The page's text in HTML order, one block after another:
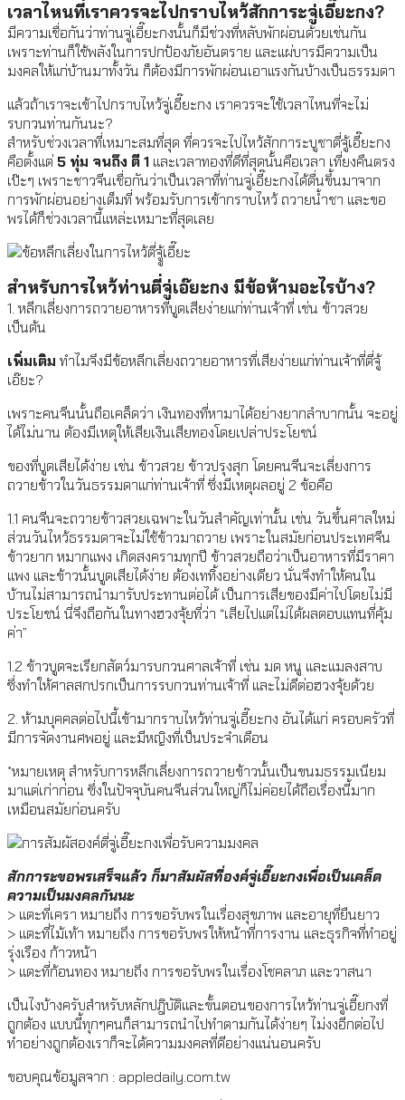
เวลาไหนที่เราควรจะไปกราบไหว้สักการะจู่เอี๊ยะกง?
มีความเชื่อกันว่าท่านจู่เอี๊ยะกงนั้นก็มีช่วงที่หลับพักผ่อนด้วยเช่นกัน
เพราะท่านก็ใช้พลังในการปกป้องภัยอันตราย และแผ่บารมีความเป็น
มงคลให้แก่บ้านมาทั้งวัน ก็ต้องมีการพักผ่อนเอาแรงกันบ้างเป็นธรรมดา
แล้วถ้าเราจะเข้าไปกราบไหว้จู่เอี๊ยะกง เราควรจะใช้เวลาไหนที่จะไม่
รบกวนท่านกันนะ?
สำหรับช่วงเวลาที่เหมาะสมที่สุด ที่ควรจะไปไหว้สักการะบูชาตี่จู้เอี๊ยะกง
คือตั้งแต่ 5 ทุ่ม จนถึง ตี 1 และเวลาทองที่ดีที่สุดนั้นคือเวลา เที่ยงคืนตรง
เป๊ะๆ เพราะชาวจีนเชื่อกันว่าเป็นเวลาที่ท่านจู่เอี๊ยะกงได้ตื่นขึ้นมาจาก
การพักผ่อนอย่างเต็มที่ พร้อมรับการเข้ากราบไหว้ ถวายน้ำชา และขอ
พรได้ก็ช่วงเวลานี้แหล่ะเหมาะที่สุดเลย
สำหรับการไหว้ท่านตี่จู่เอ๊ยะกง มีข้อห้ามอะไรบ้าง?
1. หลีกเลี่ยงการถวายอาหารที่บูดเสียง่ายแก่ท่านเจ้าที่ เช่น ข้าวสวย
เป็นต้น
เพิ่มเติม ทำไมจึงมีข้อหลีกเลี่ยงถวายอาหารที่เสียง่ายแก่ท่านเจ้าที่ตี่จู้
เอ๊ยะ?
เพราะคนจีนนั้นถือเคล็ดว่า เงินทองที่หามาได้อย่างยากลำบากนั้น จะอยู่
ได้ไม่นาน ต้องมีเหตุให้เสียเงินเสียทองโดยเปล่าประโยชน์
ของที่บูดเสียได้ง่าย เช่น ข้าวสวย ข้าวปรุงสุก โดยคนจีนจะเลี่ยงการ
ถวายข้าวในวันธรรมดาแก่ท่านเจ้าที่ ซึ่งมีเหตุผลอยู่ 2 ข้อคือ
1.1 คนจีนจะถวายข้าวสวยเฉพาะในวันสำคัญเท่านั้น เช่น วันขึ้นศาลใหม่
ส่วนวันไหว้ธรรมดาจะไม่ใช้ข้าวมาถวาย เพราะในสมัยก่อนประเทศจีน
ข้าวยาก หมากแพง เกิดสงครามทุกปี ข้าวสวยถือว่าเป็นอาหารที่มีราคา
แพง และข้าวนั้นบูดเสียได้ง่าย ต้องเททิ้งอย่างเดียว นั่นจึงทำให้คนใน
บ้านไม่สามารถนำมารับประทานต่อได้ เป็นการเสียของมีค่าไปโดยไม่มี
ประโยชน์ นี่จึงถือกันในทางฮวงจุ้ยที่ว่า “เสียไปแต่ไม่ได้ผลตอบแทนที่คุ้ม
ค่า”
1.2 ข้าวบูดจะเรียกสัตว์มารบกวนศาลเจ้าที่ เช่น มด หนู และแมลงสาบ
ซึ่งทำให้ศาลสกปรกเป็นการรบกวนท่านเจ้าที่ และไม่ดีต่อฮวงจุ้ยด้วย
2. ห้ามบุคคลต่อไปนี้เข้ามากราบไหว้ท่านจู่เอี๊ยะกง อันได้แก่ ครอบครัวที่
มีการจัดงานศพอยู่ และมีหญิงที่เป็นประจำเดือน
*หมายเหตุ สำหรับการหลีกเลี่ยงการถวายข้าวนั้นเป็นขนมธรรมเนียม
มาแต่เก่าก่อน ซึ่งในปัจจุบันคนจีนส่วนใหญ่ก็ไม่ค่อยได้ถือเรื่องนี้มาก
เหมือนสมัยก่อนครับ
สักการะขอพรเสร็จแล้ว ก็มาสัมผัสที่องค์จู่เอี๊ยะกงเพื่อเป็นเคล็ด
ความเป็นมงคลกันนะ
> แตะที่เครา หมายถึง การขอรับพรในเรื่องสุขภาพ และอายุที่ยืนยาว
> แตะที่ไม้เท้า หมายถึง การขอรับพรให้หน้าที่การงาน และธุรกิจที่ทำอยู่
รุ่งเรือง ก้าวหน้า
> แตะที่ก้อนทอง หมายถึง การขอรับพรในเรื่องโชคลาภ และวาสนา
เป็นไงบ้างครับสำหรับหลักปฎิบัติและขั้นตอนของการไหว้ท่านจู่เอี๊ยกงที่
ถูกต้อง แบบนี้ทุกๆคนก็สามารถนำไปทำตามกันได้ง่ายๆ ไม่งงอีกต่อไป
ทำอย่างถูกต้องเราก็จะได้ความมงคลที่ดีอย่างแน่นอนครับ
ขอบคุณข้อมูลจาก : appledaily.com.tw